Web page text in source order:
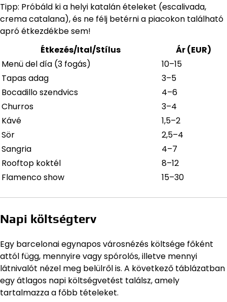
Tipp: Próbáld ki a helyi katalán ételeket (escalivada,
crema catalana), és ne félj betérni a piacokon található
apró étkezdékbe sem!
Étkezés/Ital/Stílus
Ár (EUR)
Menü del día (3 fogás)
10–15
Tapas adag
3–5
Bocadillo szendvics
4–6
Churros
3–4
Kávé
1,5–2
Sör
2,5–4
Sangria
4–7
Rooftop koktél
8–12
Flamenco show
15–30
Napi költségterv
Egy barcelonai egynapos városnézés költsége főként
attól függ, mennyire vagy spórolós, illetve mennyi
látnivalót nézel meg belülről is. A következő táblázatban
egy átlagos napi költségvetést találsz, amely
tartalmazza a főbb tételeket.